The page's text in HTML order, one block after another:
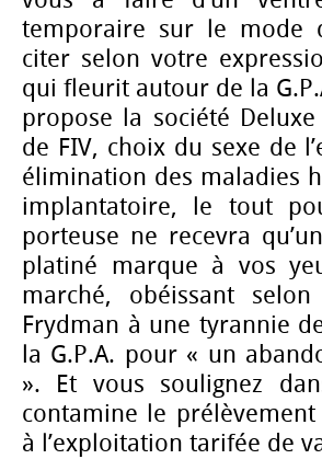
temporaire sur le mode
citer selon votre
qui fleurit autour de la
propose la société
de FIV, choix du sexe de
élimination des maladies
implantatoire, le tout
porteuse ne recevra
platiné marque à vos
marché, obéissant
Frydman à une tyrannie
la G.P.A. pour « un
». Et vous soulignez
contamine le
à l’exploitation tarifée de